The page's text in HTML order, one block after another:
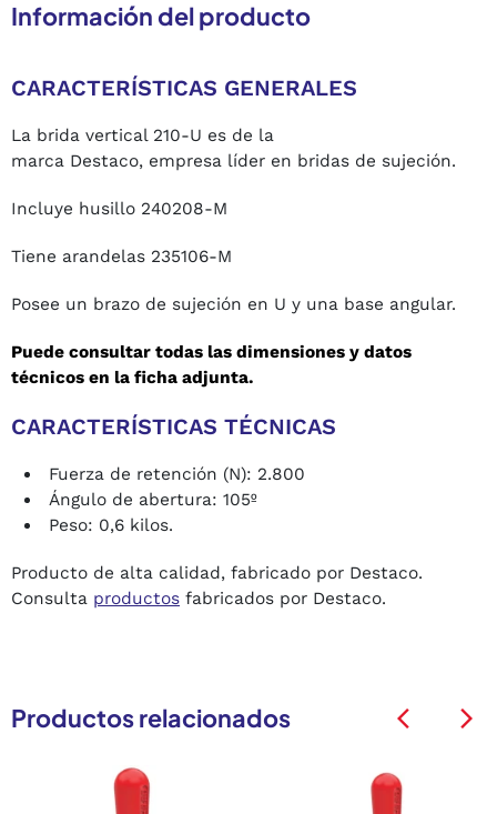
Información del producto
CARACTERÍSTICAS GENERALES
La brida vertical 210-U es de la
marca Destaco, empresa líder en bridas de sujeción.
Incluye husillo 240208-M
Tiene arandelas 235106-M
Posee un brazo de sujeción en U y una base angular.
Puede consultar todas las dimensiones y datos
técnicos en la ficha adjunta.
CARACTERÍSTICAS TÉCNICAS
Fuerza de retención (N): 2.800
Ángulo de abertura: 105º
Peso: 0,6 kilos.
Producto de alta calidad, fabricado por Destaco.
Consulta productos fabricados por Destaco.
Productos relacionados arrow_back_ios arrow_back_ios